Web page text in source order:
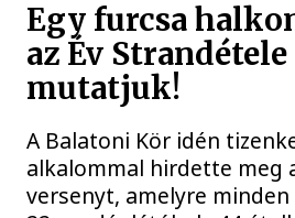
Egy furcsa
az Év
mutatjuk!
A Balatoni Kör idén
alkalommal hirdette meg
versenyt, amelyre